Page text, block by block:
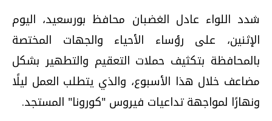
شدد اللواء عادل الغضبان محافظ بورسعيد، اليوم
الإثنين، على رؤساء الأحياء والجهات المختصة
بالمحافظة بتكثيف حملات التعقيم والتطهير بشكل
مضاعف خلال هذا الأسبوع، والذي يتطلب العمل ليلًا
ونهارًا لمواجهة تداعيات فيروس "كورونا" المستجد.